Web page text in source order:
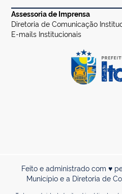
Assessoria de Imprensa
Diretoria de Comunicação
E-mails Institucionais
Feito e administrado com ♥
Município e a Diretoria de